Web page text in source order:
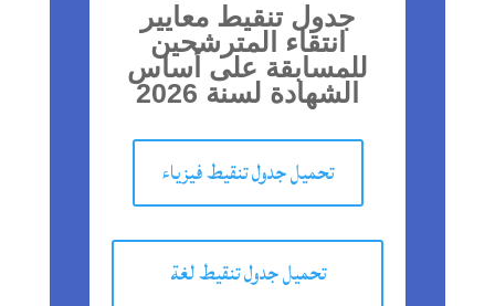
جدول تنقيط معايير
انتقاء المترشحين
للمسابقة على أساس
الشهادة لسنة 2026
تحميل جدول تنقيط فيزياء
تحميل جدول تنقيط لغة